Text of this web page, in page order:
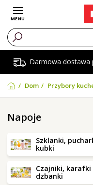
Darmowa dostawa
Otwórz menu
MENU
Dom Przybory
Napoje
Szklanki,
kubki
Czajniki, karafki
dzbanki